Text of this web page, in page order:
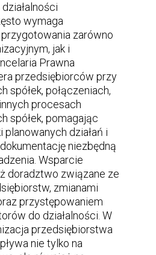
wymaga
zarówno
jak i
Prawna
przedsiębiorców przy
spółek, połączeniach,
procesach
spółek, pomagając
planowanych działań i
niezbędną
Wsparcie
doradztwo związane ze
zmianami
przystępowaniem
do działalności. W
przedsiębiorstwa
nie tylko na